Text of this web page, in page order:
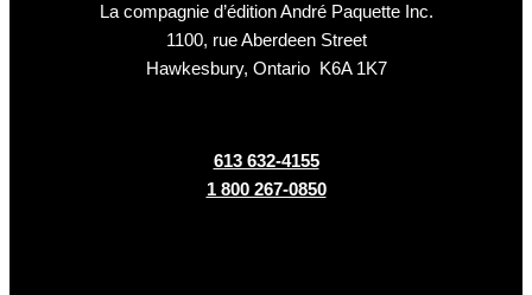
La compagnie d’édition André Paquette Inc.
1100, rue Aberdeen Street
Hawkesbury, Ontario K6A 1K7
613 632-4155
1 800 267-0850